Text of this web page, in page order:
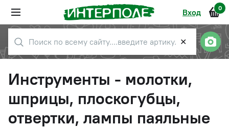
Вход 0
✕
Инструменты - молотки,
шприцы, плоскогубцы,
отвертки, лампы паяльные